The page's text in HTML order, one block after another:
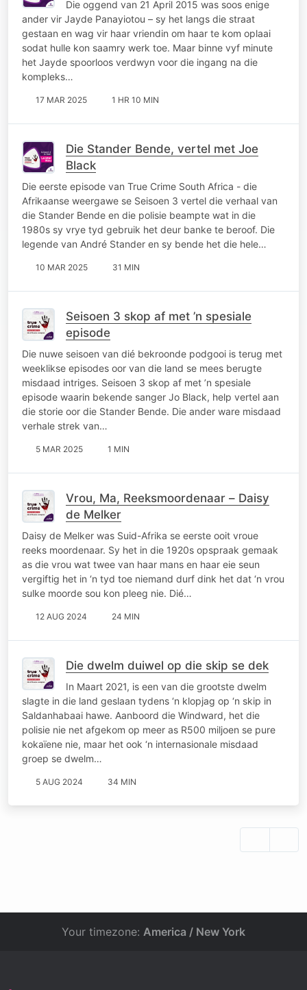
Die oggend van 21 April 2015 was soos enige
ander vir Jayde Panayiotou – sy het langs die straat
gestaan en wag vir haar vriendin om haar te kom oplaai
sodat hulle kon saamry werk toe. Maar binne vyf minute
het Jayde spoorloos verdwyn voor die ingang na die
kompleks…
17 MAR 2025 1 HR 10 MIN
Die Stander Bende, vertel met Joe
Black
Die eerste episode van True Crime South Africa - die
Afrikaanse weergawe se Seisoen 3 vertel die verhaal van
die Stander Bende en die polisie beampte wat in die
1980s sy vrye tyd gebruik het deur banke te beroof. Die
legende van André Stander en sy bende het die hele…
10 MAR 2025 31 MIN
Seisoen 3 skop af met ’n spesiale
episode
Die nuwe seisoen van dié bekroonde podgooi is terug met
weeklikse episodes oor van die land se mees berugte
misdaad intriges. Seisoen 3 skop af met ’n spesiale
episode waarin bekende sanger Jo Black, help vertel aan
die storie oor die Stander Bende. Die ander ware misdaad
verhale strek van…
5 MAR 2025 1 MIN
Vrou, Ma, Reeksmoordenaar – Daisy
de Melker
Daisy de Melker was Suid-Afrika se eerste ooit vroue
reeks moordenaar. Sy het in die 1920s opspraak gemaak
as die vrou wat twee van haar mans en haar eie seun
vergiftig het in ‘n tyd toe niemand durf dink het dat ‘n vrou
sulke moorde sou kon pleeg nie. Dié…
12 AUG 2024 24 MIN
Die dwelm duiwel op die skip se dek
In Maart 2021, is een van die grootste dwelm
slagte in die land geslaan tydens ‘n klopjag op ‘n skip in
Saldanhabaai hawe. Aanboord die Windward, het die
polisie nie net afgekom op meer as R500 miljoen se pure
kokaïene nie, maar het ook ‘n internasionale misdaad
groep se dwelm…
5 AUG 2024 34 MIN
Your timezone: America / New York